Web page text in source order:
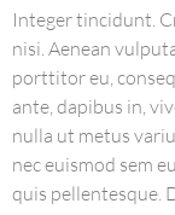
Integer tincidunt.
nisi. Aenean
porttitor eu,
ante, dapibus in,
nulla ut metus
nec euismod sem
quis pellentesque.